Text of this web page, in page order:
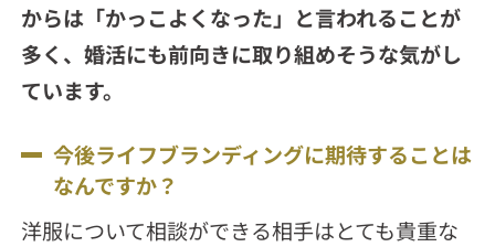
からは「かっこよくなった」と言われることが
多く、婚活にも前向きに取り組めそうな気がし
ています。
今後ライフブランディングに期待することは
なんですか？
洋服について相談ができる相手はとても貴重な